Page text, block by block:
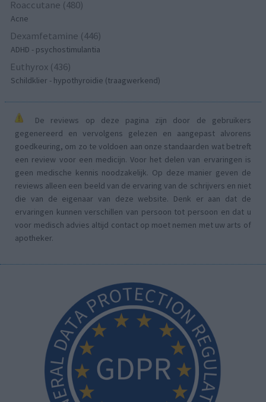
Roaccutane (480)
Acne
Dexamfetamine (446)
ADHD - psychostimulantia
Euthyrox (436)
Schildklier - hypothyroidie (traagwerkend)
De reviews op deze pagina zijn door de gebruikers
gegenereerd en vervolgens gelezen en aangepast alvorens
goedkeuring, om zo te voldoen aan onze standaarden wat betreft
een review voor een medicijn. Voor het delen van ervaringen is
geen medische kennis noodzakelijk. Op deze manier geven de
reviews alleen een beeld van de ervaring van de schrijvers en niet
die van de eigenaar van deze website. Denk er aan dat de
ervaringen kunnen verschillen van persoon tot persoon en dat u
voor medisch advies altijd contact op moet nemen met uw arts of
apotheker.